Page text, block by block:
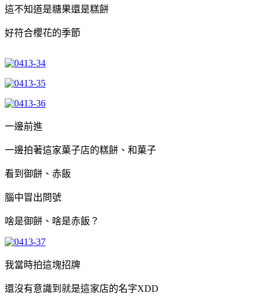
這不知道是糖果還是糕餅
好符合櫻花的季節
一邊前進
一邊拍著這家菓子店的糕餅、和菓子
看到御餅、赤飯
腦中冒出問號
啥是御餅、啥是赤飯？
我當時拍這塊招牌
還沒有意識到就是這家店的名字XDD